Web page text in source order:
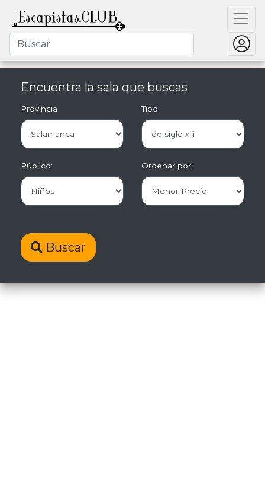
Encuentra la sala que buscas
Provincia Tipo
Público: Ordenar por:
Buscar